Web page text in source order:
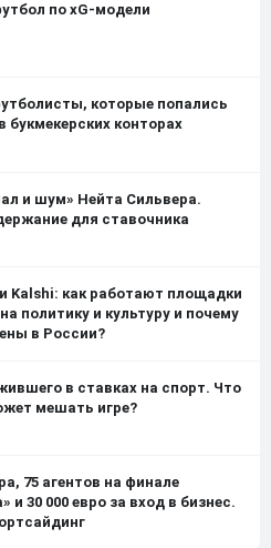
по xG-модели
которые попались
букмекерских конторах
и шум» Нейта Сильвера.
для ставочника
Kalshi: как работают площадки
политику и культуру и почему
в России?
в ставках на спорт. Что
мешать игре?
75 агентов на финале
и 30 000 евро за вход в бизнес.